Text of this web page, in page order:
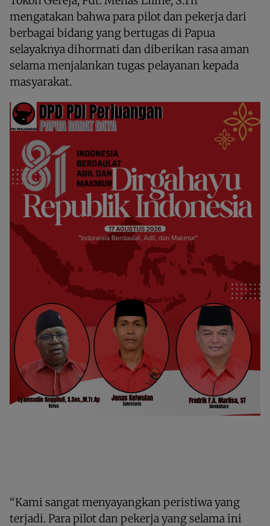
mengatakan bahwa para pilot dan pekerja dari
berbagai bidang yang bertugas di Papua
selayaknya dihormati dan diberikan rasa aman
selama menjalankan tugas pelayanan kepada
masyarakat.
“Kami sangat menyayangkan peristiwa yang
terjadi. Para pilot dan pekerja yang selama ini